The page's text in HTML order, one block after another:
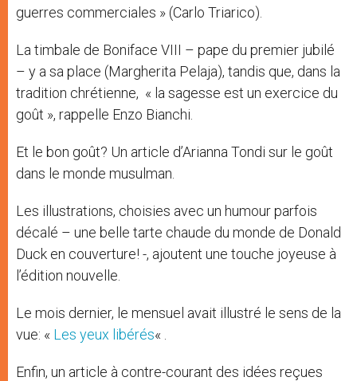
guerres commerciales » (Carlo Triarico).
La timbale de Boniface VIII – pape du premier jubilé
– y a sa place (Margherita Pelaja), tandis que, dans la
tradition chrétienne, « la sagesse est un exercice du
goût », rappelle Enzo Bianchi.
Et le bon goût? Un article d’Arianna Tondi sur le goût
dans le monde musulman.
Les illustrations, choisies avec un humour parfois
décalé – une belle tarte chaude du monde de Donald
Duck en couverture! -, ajoutent une touche joyeuse à
l’édition nouvelle.
Le mois dernier, le mensuel avait illustré le sens de la
vue: « Les yeux libérés« .
Enfin, un article à contre-courant des idées reçues